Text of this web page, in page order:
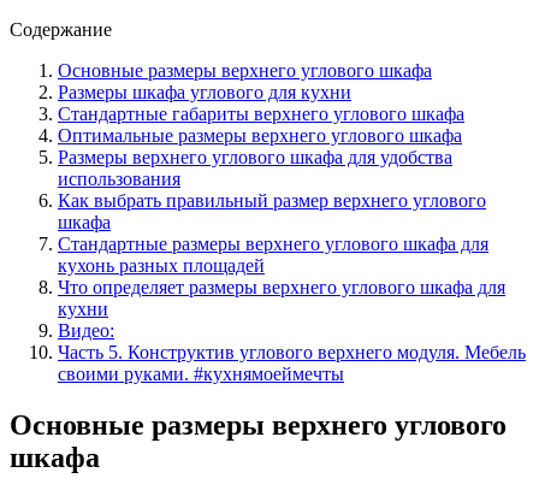
Содержание
Основные размеры верхнего углового шкафа
Размеры шкафа углового для кухни
Стандартные габариты верхнего углового шкафа
Оптимальные размеры верхнего углового шкафа
Размеры верхнего углового шкафа для удобства
использования
Как выбрать правильный размер верхнего углового
шкафа
Стандартные размеры верхнего углового шкафа для
кухонь разных площадей
Что определяет размеры верхнего углового шкафа для
кухни
Видео:
Часть 5. Конструктив углового верхнего модуля. Мебель
своими руками. #кухнямоеймечты
Основные размеры верхнего углового
шкафа